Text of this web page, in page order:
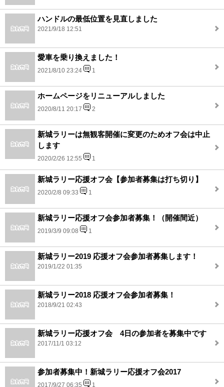
ハンドルの最低位置を見直しました
2021/9/18 12:51
愛車を乗り換えました！
2021/8/10 23:24 1
ホームページをリニューアルしました
2020/8/11 20:17 2
新城ラリーは無観客開催に変更のためオフ会は中止
します
2020/2/26 12:55 1
新城ラリー応援オフ会【参加者募集は打ち切り】
2020/2/8 09:33 1
新城ラリー応援オフ会参加者募集！（開催間近）
2019/3/9 09:08 1
新城ラリー2019 応援オフ会参加者募集します！
2019/1/22 01:35
新城ラリー2018 応援オフ会参加者募集！
2018/9/21 02:43
新城ラリー応援オフ会 4日の参加者を募集中です
2017/11/1 03:12
参加者募集中！新城ラリー応援オフ会2017
2017/9/27 06:35 1